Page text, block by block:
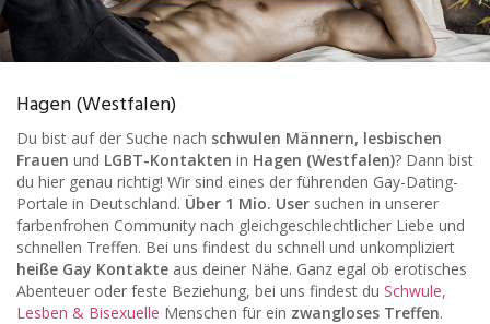
Hagen (Westfalen)
Du bist auf der Suche nach schwulen Männern, lesbischen
Frauen und LGBT-Kontakten in Hagen (Westfalen)? Dann bist
du hier genau richtig! Wir sind eines der führenden Gay-Dating-
Portale in Deutschland. Über 1 Mio. User suchen in unserer
farbenfrohen Community nach gleichgeschlechtlicher Liebe und
schnellen Treffen. Bei uns findest du schnell und unkompliziert
heiße Gay Kontakte aus deiner Nähe. Ganz egal ob erotisches
Abenteuer oder feste Beziehung, bei uns findest du Schwule,
Lesben & Bisexuelle Menschen für ein zwangloses Treffen.